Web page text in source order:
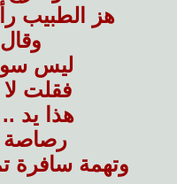
هز الطبيب
ليس
فقلت
هذا يد ..
رصاصة
وتهمة سافرة